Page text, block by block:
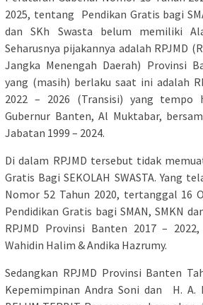
2025, tentang Pendikan Gratis bagi
dan SKh Swasta belum memiliki
Seharusnya pijakannya adalah RPJMD
Jangka Menengah Daerah) Provinsi
yang (masih) berlaku saat ini adalah
2022 – 2026 (Transisi) yang tempo
Gubernur Banten, Al Muktabar,
Jabatan 1999 – 2024.
Di dalam RPJMD tersebut tidak
Gratis Bagi SEKOLAH SWASTA. Yang
Nomor 52 Tahun 2020, tertanggal 16
Pendidikan Gratis bagi SMAN, SMKN
RPJMD Provinsi Banten 2017 –
Wahidin Halim & Andika Hazrumy.
Sedangkan RPJMD Provinsi Banten
Kepemimpinan Andra Soni dan H. A.